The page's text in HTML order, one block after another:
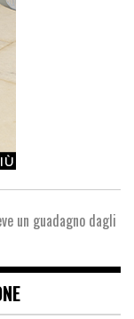
un guadagno dagli